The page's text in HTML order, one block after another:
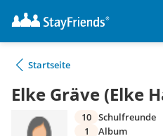
Startseite
Elke Gräve (Elke
10 Schulfreunde
1
Album